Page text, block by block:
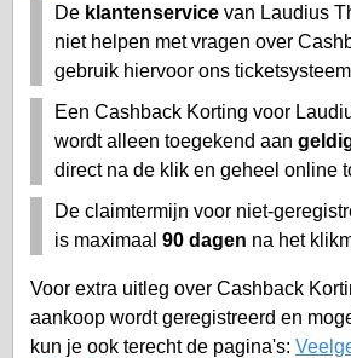
De klantenservice van Laudius
niet helpen met vragen over
gebruik hiervoor ons
Een Cashback Korting voor
wordt alleen toegekend aan
direct na de klik en geheel online
De claimtermijn voor niet-
is maximaal 90 dagen na het
Voor extra uitleg over Cashback
aankoop wordt geregistreerd en
kun je ook terecht de pagina's: